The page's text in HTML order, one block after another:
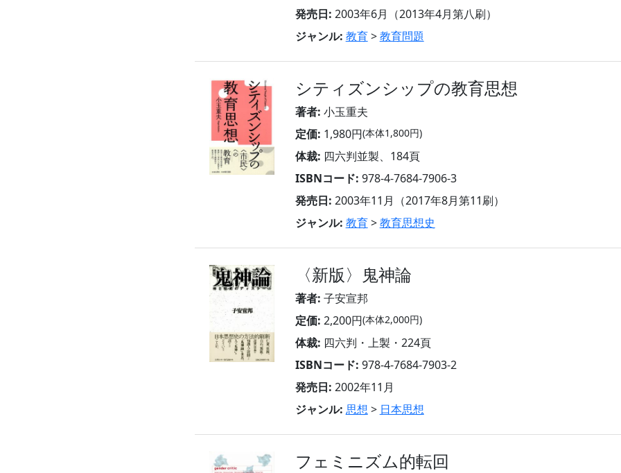
発売日: 2003年6月（2013年4月第八刷）
ジャンル: 教育>教育問題
シティズンシップの教育思想
著者: 小玉重夫
定価: 1,980円(本体1,800円)
体裁: 四六判並製、184頁
ISBNコード: 978-4-7684-7906-3
発売日: 2003年11月（2017年8月第11刷）
ジャンル: 教育>教育思想史
〈新版〉鬼神論
著者: 子安宣邦
定価: 2,200円(本体2,000円)
体裁: 四六判・上製・224頁
ISBNコード: 978-4-7684-7903-2
発売日: 2002年11月
ジャンル: 思想 > 日本思想
フェミニズム的転回